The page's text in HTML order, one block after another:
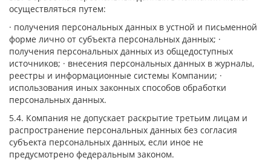
осуществляться путем:
· получения персональных данных в устной и письменной
форме лично от субъекта персональных данных; ·
получения персональных данных из общедоступных
источников; · внесения персональных данных в журналы,
реестры и информационные системы Компании; ·
использования иных законных способов обработки
персональных данных.
5.4. Компания не допускает раскрытие третьим лицам и
распространение персональных данных без согласия
субъекта персональных данных, если иное не
предусмотрено федеральным законом.